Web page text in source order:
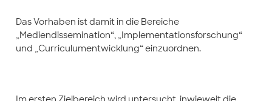
Das Vorhaben ist damit in die Bereiche
„Mediendissemination“, „Implementationsforschung“
und „Curriculumentwicklung“ einzuordnen.